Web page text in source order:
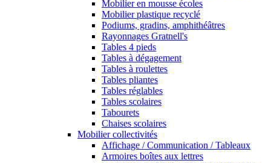
Mobilier en mousse écoles
Mobilier plastique recyclé
Podiums, gradins, amphithéâtres
Rayonnages Gratnell's
Tables 4 pieds
Tables à dégagement
Tables à roulettes
Tables pliantes
Tables réglables
Tables scolaires
Tabourets
Chaises scolaires
Mobilier collectivités
Affichage / Communication / Tableaux
Armoires boîtes aux lettres